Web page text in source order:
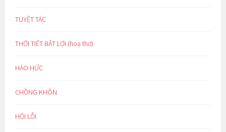
TUYỆT TÁC
THỜI TIẾT BẤT LỢI (hoạ thơ)
HÁO HỨC
CHỒNG KHÔN
HỐI LỖI